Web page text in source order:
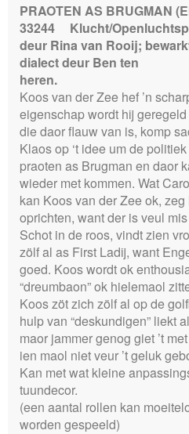
PRAOTEN AS BRUGMAN
33244
Klucht/
deur Rina van Rooij;
dialect deur Ben ten
heren.
Koos van der Zee hef ’n
eigenschap wordt hij
die daor flauw van is, komp
Klaos op ‘t idee um de
praoten as Brugman en daor
wieder met kommen. Wat
kan Koos van der Zee ok, zeg
oprichten, want der is veul
Schot in de roos, vindt zien
zölf al as First Ladij, want
goed. Koos wordt ok
“dreumbaon” ok hielemaol
Koos zöt zich zölf al op de
hulp van “deskundigen” liekt
maor jammer genog giet ’t
ien maol niet veur ’t geluk
Kan met wat kleine
tuundecor.
(een aantal rollen kan
worden gespeeld)